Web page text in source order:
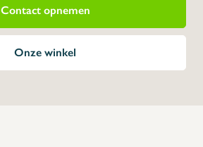
Contact opnemen
Onze winkel